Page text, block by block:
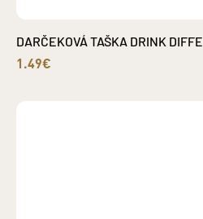
DARČEKOVÁ TAŠKA DRINK
1.49€